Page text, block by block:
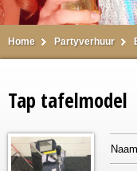
Home Partyverhuur
Tap tafelmodel
Naam